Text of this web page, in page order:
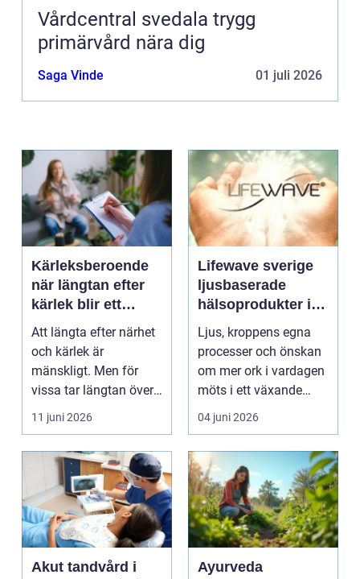
Vårdcentral svedala trygg
primärvård nära dig
Saga Vinde 01 juli 2026
Kärleksberoende
när längtan efter
kärlek blir ett
beroende
Att längta efter närhet
och kärlek är
mänskligt. Men för
vissa tar längtan över
helt. Relationer, fö...
11 juni 2026
Lifewave sverige
ljusbaserade
hälsoprodukter i
fokus
Ljus, kroppens egna
processer och önskan
om mer ork i vardagen
möts i ett växande
intresse för fotot...
04 juni 2026
Akut tandvård i
Ayurveda